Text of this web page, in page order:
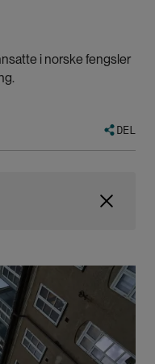
i norske fengsler
DEL